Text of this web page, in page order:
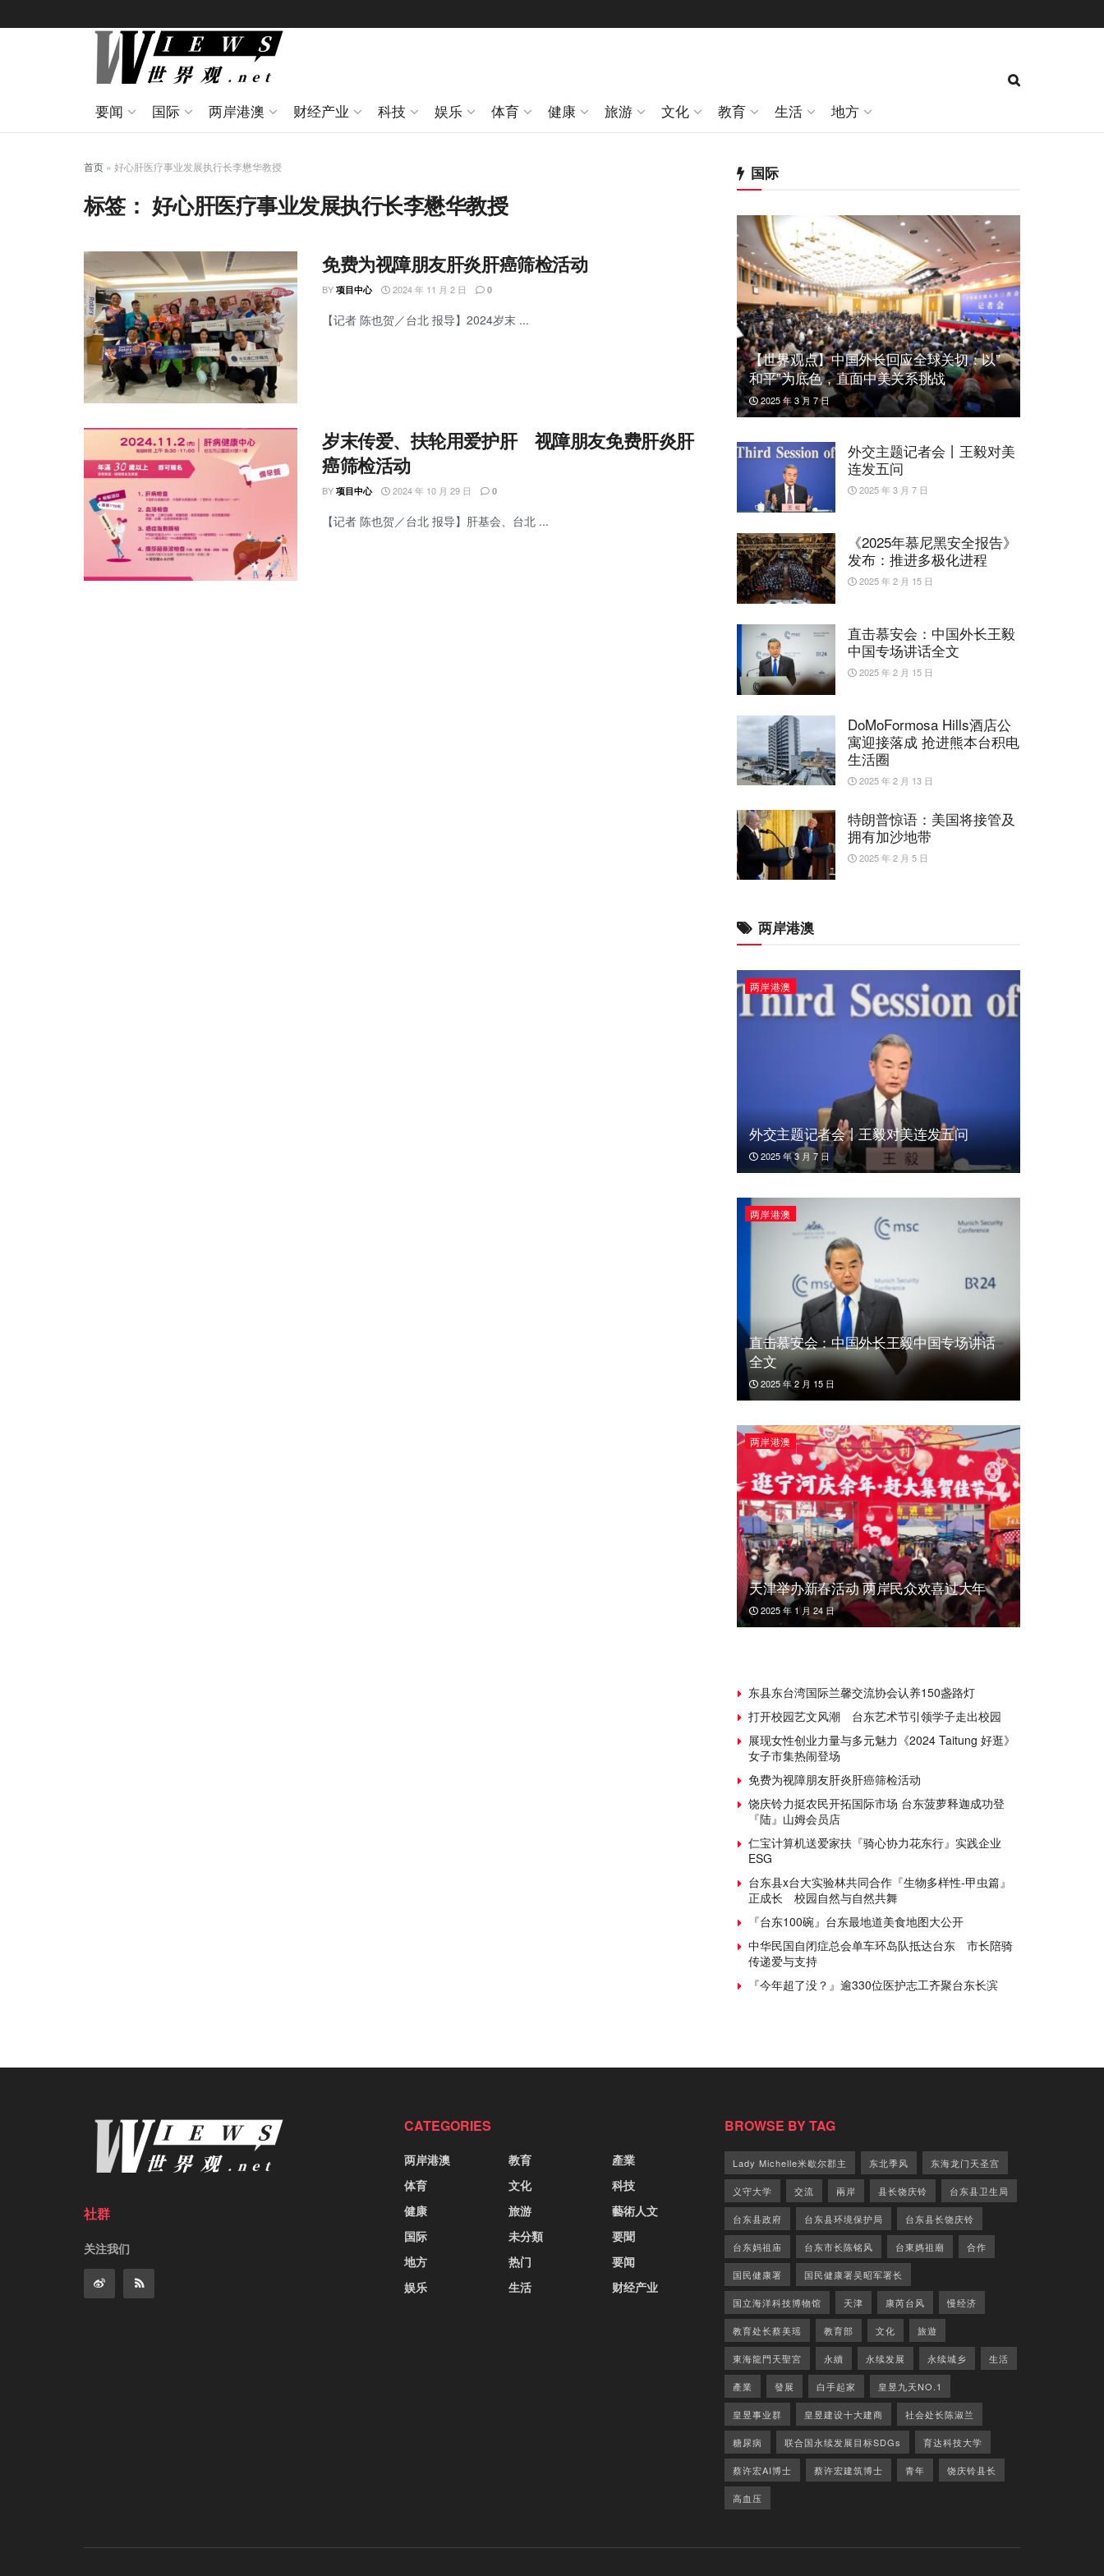
要闻 国际 两岸港澳 财经产业 科技 娱乐 体育 健康 旅游 文化 教育 生活 地方
首页 » 好心肝医疗事业发展执行长李懋华教授
标签： 好心肝医疗事业发展执行长李懋华教授
免费为视障朋友肝炎肝癌筛检活动
BY 项目中心 2024 年 11 月 2 日 0
【记者 陈也贺／台北 报导】2024岁末 ...
岁末传爱、扶轮用爱护肝 视障朋友免费肝炎肝
癌筛检活动
BY 项目中心 2024 年 10 月 29 日 0
【记者 陈也贺／台北 报导】肝基会、台北 ...
国际
【世界观点】中国外长回应全球关切：以”
和平”为底色，直面中美关系挑战
2025 年 3 月 7 日
外交主题记者会丨王毅对美
连发五问
2025 年 3 月 7 日
《2025年慕尼黑安全报告》
发布：推进多极化进程
2025 年 2 月 15 日
直击慕安会：中国外长王毅
中国专场讲话全文
2025 年 2 月 15 日
DoMoFormosa Hills酒店公
寓迎接落成 抢进熊本台积电
生活圈
2025 年 2 月 13 日
特朗普惊语：美国将接管及
拥有加沙地带
2025 年 2 月 5 日
两岸港澳
两岸港澳
外交主题记者会丨王毅对美连发五问
2025 年 3 月 7 日
两岸港澳
直击慕安会：中国外长王毅中国专场讲话
全文
2025 年 2 月 15 日
两岸港澳
天津举办新春活动 两岸民众欢喜过大年
2025 年 1 月 24 日
东县东台湾国际兰馨交流协会认养150盏路灯
打开校园艺文风潮 台东艺术节引领学子走出校园
展现女性创业力量与多元魅力《2024 Taitung 好逛》
女子市集热闹登场
免费为视障朋友肝炎肝癌筛检活动
饶庆铃力挺农民开拓国际市场 台东菠萝释迦成功登
『陆』山姆会员店
仁宝计算机送爱家扶『骑心协力花东行』实践企业
ESG
台东县x台大实验林共同合作『生物多样性-甲虫篇』
正成长 校园自然与自然共舞
『台东100碗』台东最地道美食地图大公开
中华民国自闭症总会单车环岛队抵达台东 市长陪骑
传递爱与支持
『今年超了没？』逾330位医护志工齐聚台东长滨
社群
关注我们
CATEGORIES
两岸港澳
体育
健康
国际
地方
娱乐
教育
文化
旅游
未分類
热门
生活
產業
科技
藝術人文
要聞
要闻
财经产业
BROWSE BY TAG
Lady Michelle米歇尔郡主 东北季风 东海龙门天圣宫
义守大学 交流 兩岸 县长饶庆铃 台东县卫生局
台东县政府 台东县环境保护局 台东县长饶庆铃
台东妈祖庙 台东市长陈铭风 台東媽祖廟 合作
国民健康署 国民健康署吴昭军署长
国立海洋科技博物馆 天津 康芮台风 慢经济
教育处长蔡美瑶 教育部 文化 旅遊
東海龍門天聖宮 永續 永续发展 永续城乡 生活
產業 發展 白手起家 皇昱九天NO.1
皇昱事业群 皇昱建设十大建商 社会处长陈淑兰
糖尿病 联合国永续发展目标SDGs 育达科技大学
蔡许宏AI博士 蔡许宏建筑博士 青年 饶庆铃县长
高血压